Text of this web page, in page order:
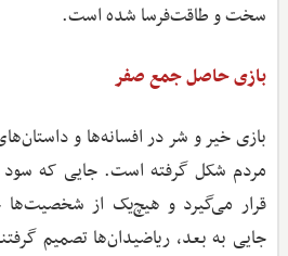
سخت و طاقت‌فرسا شده است.
بازی حاصل جمع صفر
بازی خیر و شر در افسانه‌ها و
مردم شکل گرفته است. جایی که سود
قرار می‌گیرد و هیچ‌یک از
جایی به بعد، ریاضیدان‌ها تصمیم